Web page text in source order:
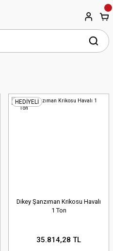
HEDİYELİ
Dikey Şanzıman Krikosu Havalı
1 Ton
35.814,28 TL